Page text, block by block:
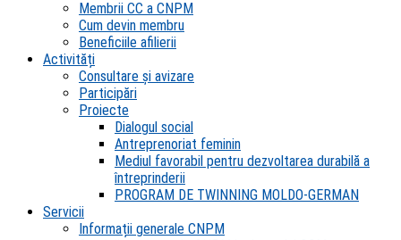
Membrii CC a CNPM
Cum devin membru
Beneficiile afilierii
Activități
Consultare și avizare
Participări
Proiecte
Dialogul social
Antreprenoriat feminin
Mediul favorabil pentru dezvoltarea durabilă a
întreprinderii
PROGRAM DE TWINNING MOLDO-GERMAN
Servicii
Informații generale CNPM